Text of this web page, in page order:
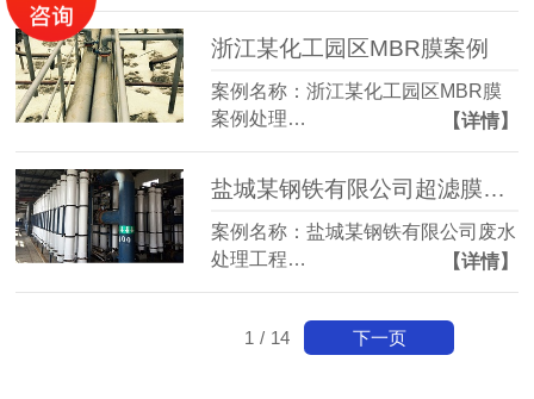
浙江某化工园区MBR膜案例
案例名称：浙江某化工园区MBR膜
案例处理…
【详情】
盐城某钢铁有限公司超滤膜案例
案例名称：盐城某钢铁有限公司废水
处理工程…
【详情】
1 / 14 下一页